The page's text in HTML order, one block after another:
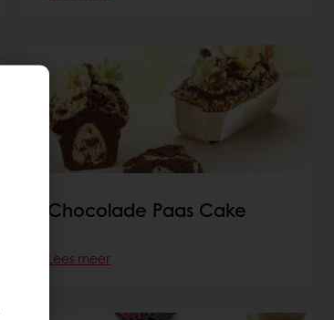
Chocolade Paas Cake
Lees meer